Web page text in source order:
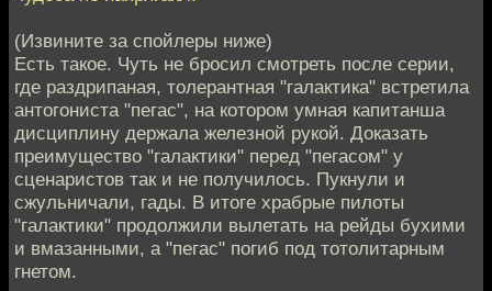
(Извините за спойлеры ниже)
Есть такое. Чуть не бросил смотреть после серии,
где раздрипаная, толерантная "галактика" встретила
антогониста "пегас", на котором умная капитанша
дисциплину держала железной рукой. Доказать
преимущество "галактики" перед "пегасом" у
сценаристов так и не получилось. Пукнули и
сжульничали, гады. В итоге храбрые пилоты
"галактики" продолжили вылетать на рейды бухими
и вмазанными, а "пегас" погиб под тотолитарным
гнетом.